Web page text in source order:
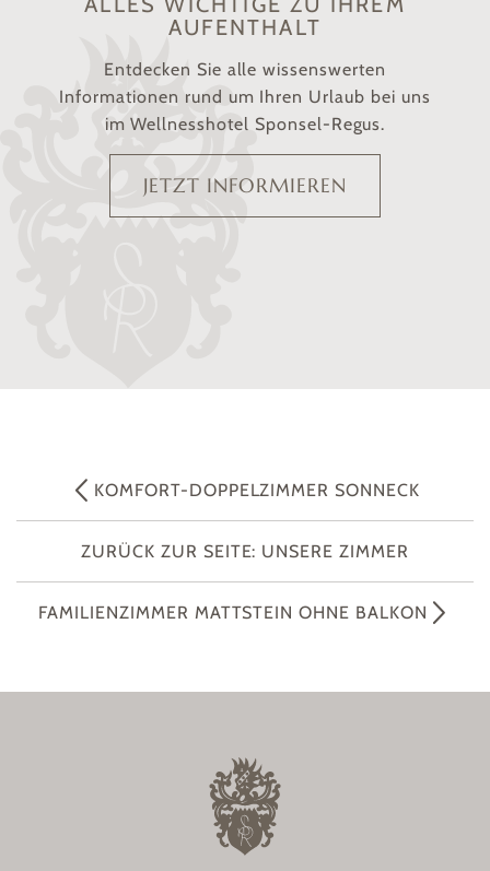
AUFENTHALT
Entdecken Sie alle wissenswerten
Informationen rund um Ihren Urlaub bei uns
im Wellnesshotel Sponsel-Regus.
JETZT INFORMIEREN
KOMFORT-DOPPELZIMMER SONNECK
ZURÜCK ZUR SEITE: UNSERE ZIMMER
FAMILIENZIMMER MATTSTEIN OHNE BALKON